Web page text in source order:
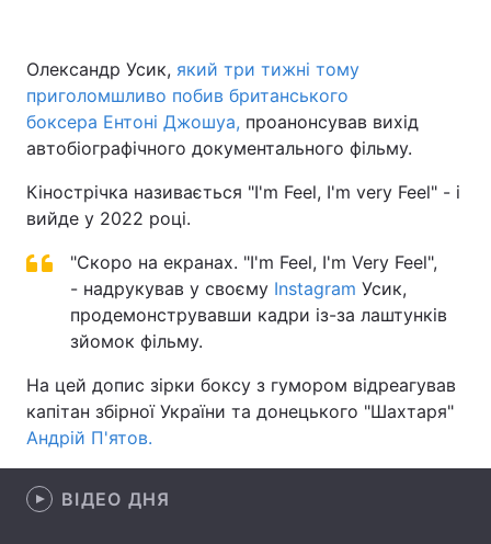
Економіка Світ
Спорт Наука
Техно і зв'язок
Інциденти
Здоров'я Туризм
Цікавинки
Екологія Регіони
Лонгріди
Олександр Усик, який три тижні тому
приголомшливо побив британського
боксера Ентоні Джошуа, проанонсував вихід
автобіографічного документального фільму.
Кінострічка називається "I'm Feel, I'm very Feel" - і
вийде у 2022 році.
"Скоро на екранах. "I'm Feel, I'm Very Feel",
- надрукував у своєму Instagram Усик,
продемонструвавши кадри із-за лаштунків
зйомок фільму.
На цей допис зірки боксу з гумором відреагував
капітан збірної України та донецького "Шахтаря"
Андрій П'ятов.
ВІДЕО ДНЯ